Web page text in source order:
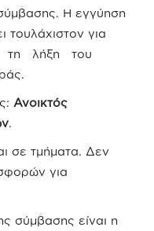
Η εγγύηση
τουλάχιστον για
τη λήξη του
Ανοικτός
.
σε τμήματα. Δεν
για
σύμβασης είναι η